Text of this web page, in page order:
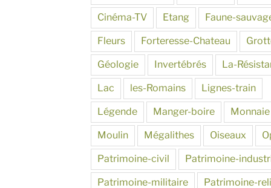
Cinéma-TV Etang Faune-
Fleurs Forteresse-Chateau
Géologie Invertébrés La-
Lac les-Romains Lignes-train
Légende Manger-boire Monnaie
Moulin Mégalithes Oiseaux
Patrimoine-civil Patrimoine-
Patrimoine-militaire Patrimoine-